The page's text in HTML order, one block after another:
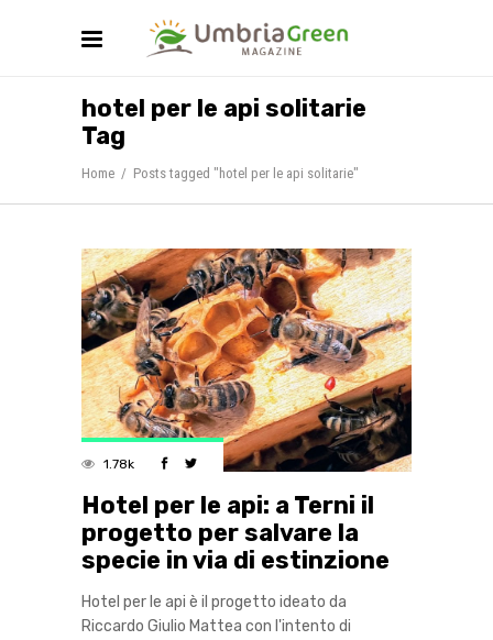
hotel per le api solitarie
Tag
Home / Posts tagged "hotel per le api solitarie"
1.78k
Hotel per le api: a Terni il
progetto per salvare la
specie in via di estinzione
Hotel per le api è il progetto ideato da
Riccardo Giulio Mattea con l'intento di